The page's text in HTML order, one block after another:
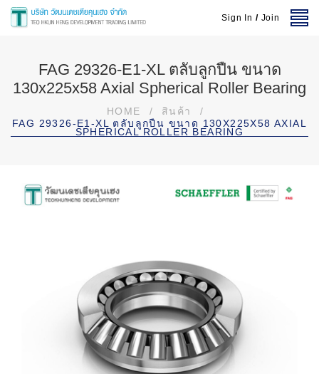
Sign In / Join
FAG 29326-E1-XL ตลับลูกปืน ขนาด
130x225x58 Axial Spherical Roller Bearing
HOME / สินค้า
/
FAG 29326-E1-XL ตลับลูกปืน ขนาด 130X225X58 AXIAL
SPHERICAL ROLLER BEARING